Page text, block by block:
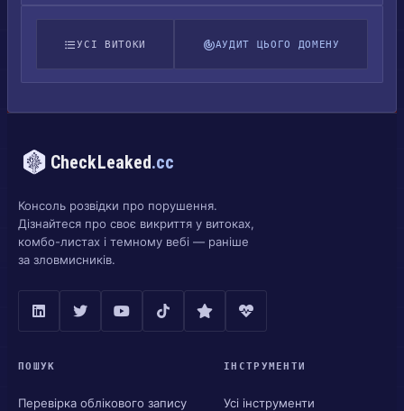
УСІ ВИТОКИ АУДИТ ЦЬОГО ДОМЕНУ
CheckLeaked.cc
Консоль розвідки про порушення.
Дізнайтеся про своє викриття у витоках,
комбо-листах і темному вебі — раніше
за зловмисників.
ПОШУК
Перевірка облікового запису
ІНСТРУМЕНТИ
Усі інструменти